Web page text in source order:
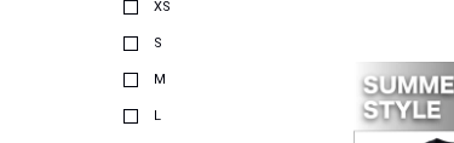
XS
S
M
L